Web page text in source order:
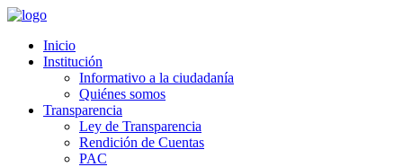
Inicio
Institución
Informativo a la ciudadanía
Quiénes somos
Transparencia
Ley de Transparencia
Rendición de Cuentas
PAC